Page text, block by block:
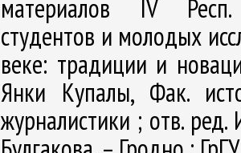
материалов IV Респ.
студентов и молодых
веке: традиции и
Янки Купалы, Фак.
журналистики ; отв.